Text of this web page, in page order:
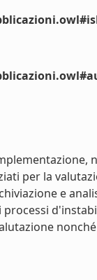
per la
e